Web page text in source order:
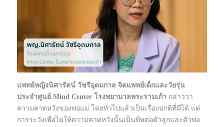
แพทย์หญิงนิศารัตน์ วัชรีอุดมกาล จิตแพทย์เด็กและวัยรุ่น
ประจำศูนย์ Mind Center โรงพยาบาลพระรามเก้า กล่าวว่า
ความคาดหวังของพ่อแม่ โดยทั่วไปแล้วเป็นเรื่องปกติที่มีได้ แต่
การระวังเพื่อไม่ให้ความคาดหวังนั้นเป็นพิษต่อตัวลูกและตัวพ่อ